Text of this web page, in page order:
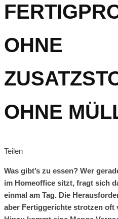
OHNE
OHNE
Teilen
Was gibt’s zu essen? Wer
im Homeoffice sitzt, fragt sich
einmal am Tag. Die
aber Fertiggerichte strotzen oft